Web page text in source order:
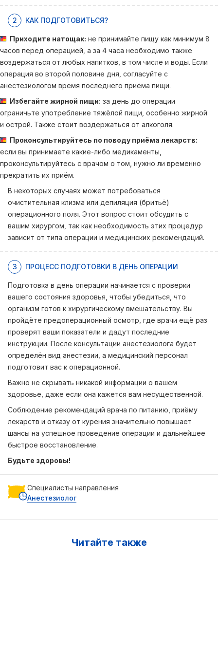
2 КАК ПОДГОТОВИТЬСЯ?
Приходите натощак: не принимайте пищу как минимум 8
часов перед операцией, а за 4 часа необходимо также
воздержаться от любых напитков, в том числе и воды. Если
операция во второй половине дня, согласуйте с
анестезиологом время последнего приёма пищи.
Избегайте жирной пищи: за день до операции
ограничьте употребление тяжёлой пищи, особенно жирной
и острой. Также стоит воздержаться от алкоголя.
Проконсультируйтесь по поводу приёма лекарств:
если вы принимаете какие-либо медикаменты,
проконсультируйтесь с врачом о том, нужно ли временно
прекратить их приём.
В некоторых случаях может потребоваться
очистительная клизма или депиляция (бритьё)
операционного поля. Этот вопрос стоит обсудить с
вашим хирургом, так как необходимость этих процедур
зависит от типа операции и медицинских рекомендаций.
3 ПРОЦЕСС ПОДГОТОВКИ В ДЕНЬ ОПЕРАЦИИ
Подготовка в день операции начинается с проверки
вашего состояния здоровья, чтобы убедиться, что
организм готов к хирургическому вмешательству. Вы
пройдёте предоперационный осмотр, где врачи ещё раз
проверят ваши показатели и дадут последние
инструкции. После консультации анестезиолога будет
определён вид анестезии, а медицинский персонал
подготовит вас к операционной.
Важно не скрывать никакой информации о вашем
здоровье, даже если она кажется вам несущественной.
Соблюдение рекомендаций врача по питанию, приёму
лекарств и отказу от курения значительно повышает
шансы на успешное проведение операции и дальнейшее
быстрое восстановление.
Будьте здоровы!
Специалисты направления
Анестезиолог
Читайте также